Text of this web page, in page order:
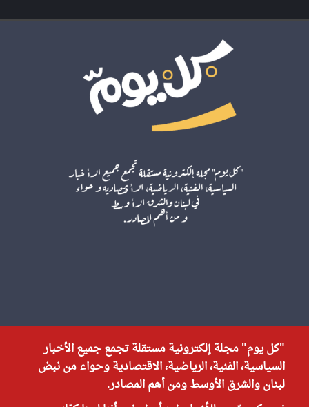
"كل يوم" مجلة إلكترونية مستقلة تجمع جميع الأخبار
السياسية، الفنية، الرياضية، الاقتصادية وحواء من نبض
لبنان والشرق الأوسط ومن أهم المصادر.